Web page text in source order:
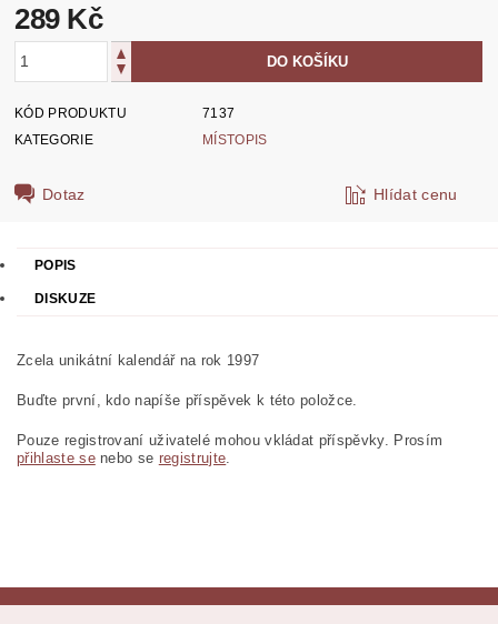
289 Kč
KÓD PRODUKTU
7137
KATEGORIE
MÍSTOPIS
Dotaz Hlídat cenu
POPIS
DISKUZE
Zcela unikátní kalendář na rok 1997
Buďte první, kdo napíše příspěvek k této položce.
Pouze registrovaní uživatelé mohou vkládat příspěvky. Prosím
přihlaste senebo se registrujte.